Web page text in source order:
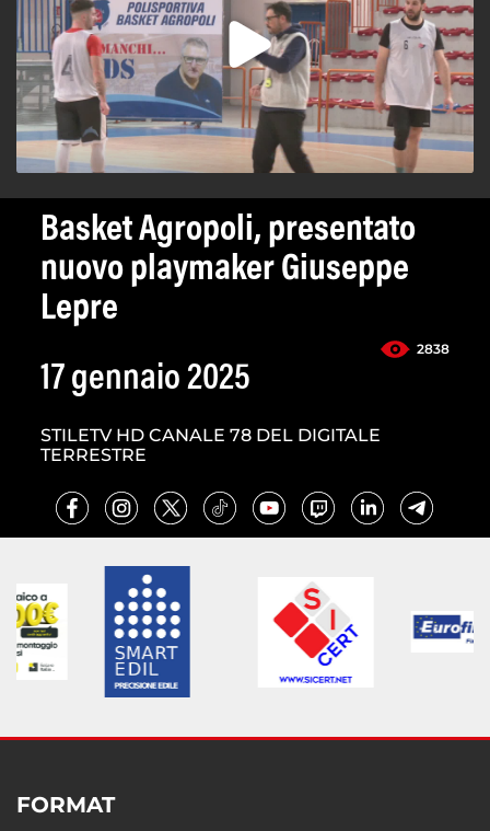
Basket Agropoli, presentato
nuovo playmaker Giuseppe
Lepre
2838
17 gennaio 2025
STILETV HD CANALE 78 DEL DIGITALE
TERRESTRE
FORMAT